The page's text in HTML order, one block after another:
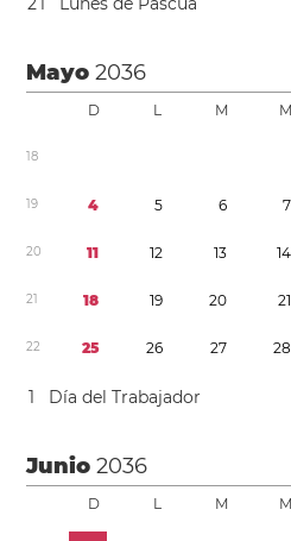
Mayo2036
D L M M
18
19 4 5 6 7
20 11 12 13 14
21 18 19 20 21
22 25 26 27 28
1 Día del Trabajador
Junio2036
D L M M